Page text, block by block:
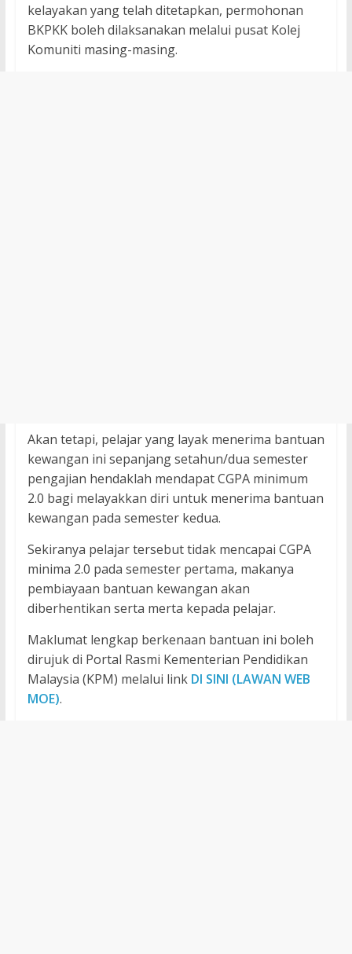
kelayakan yang telah ditetapkan, permohonan
BKPKK boleh dilaksanakan melalui pusat Kolej
Komuniti masing-masing.
Akan tetapi, pelajar yang layak menerima bantuan
kewangan ini sepanjang setahun/dua semester
pengajian hendaklah mendapat CGPA minimum
2.0 bagi melayakkan diri untuk menerima bantuan
kewangan pada semester kedua.
Sekiranya pelajar tersebut tidak mencapai CGPA
minima 2.0 pada semester pertama, makanya
pembiayaan bantuan kewangan akan
diberhentikan serta merta kepada pelajar.
Maklumat lengkap berkenaan bantuan ini boleh
dirujuk di Portal Rasmi Kementerian Pendidikan
Malaysia (KPM) melalui link DI SINI (LAWAN WEB
MOE).